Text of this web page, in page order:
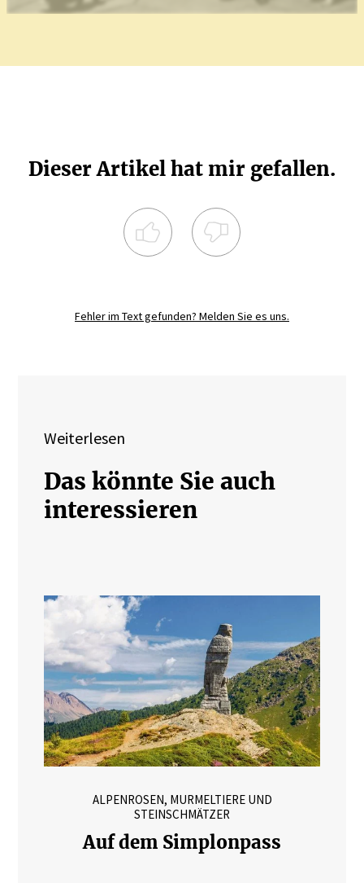
Dieser Artikel hat mir gefallen.
Fehler im Text gefunden? Melden Sie es uns.
Weiterlesen
Das könnte Sie auch
interessieren
ALPENROSEN, MURMELTIERE UND
STEINSCHMÄTZER
Auf dem Simplonpass